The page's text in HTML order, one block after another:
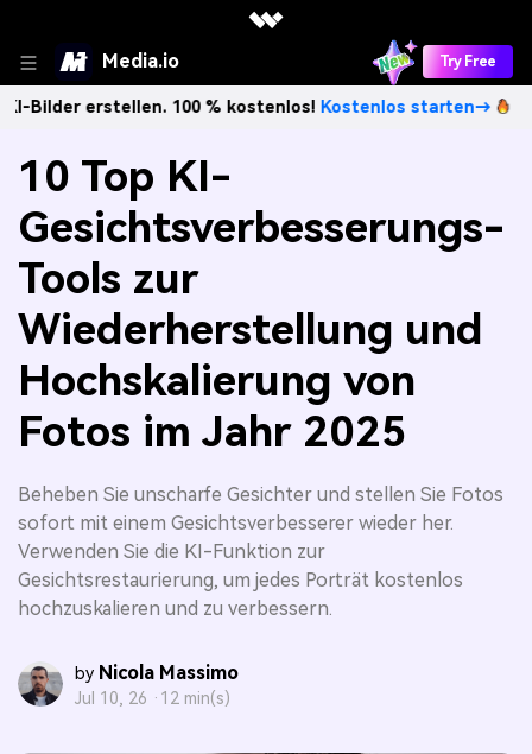
Media.io Try Free
100 % kostenlos!Kostenlos starten→
10 Top KI-
Gesichtsverbesserungs-
Tools zur
Wiederherstellung und
Hochskalierung von
Fotos im Jahr 2025
Beheben Sie unscharfe Gesichter und stellen Sie Fotos
sofort mit einem Gesichtsverbesserer wieder her.
Verwenden Sie die KI-Funktion zur
Gesichtsrestaurierung, um jedes Porträt kostenlos
hochzuskalieren und zu verbessern.
by Nicola Massimo
Jul 10, 26 · 12 min(s)